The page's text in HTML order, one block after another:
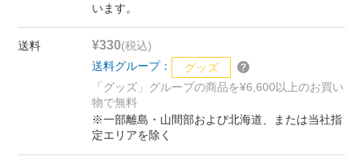
います。
送料 ¥330(税込)
送料グループ：
グッズ
「グッズ」グループの商品を¥6,600以上のお買い
物で無料
※一部離島・山間部および北海道、または当社指
定エリアを除く